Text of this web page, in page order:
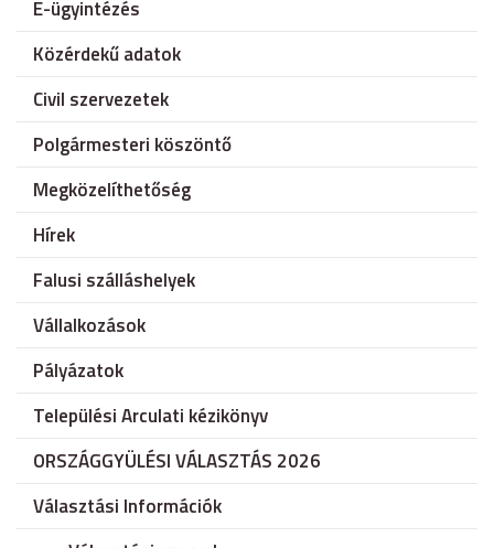
E-ügyintézés
Közérdekű adatok
Civil szervezetek
Polgármesteri köszöntő
Megközelíthetőség
Hírek
Falusi szálláshelyek
Vállalkozások
Pályázatok
Települési Arculati kézikönyv
ORSZÁGGYÜLÉSI VÁLASZTÁS 2026
Választási Információk